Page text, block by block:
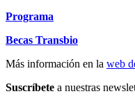
Programa
Becas Transbio
Más información en la web
Suscríbete a nuestras